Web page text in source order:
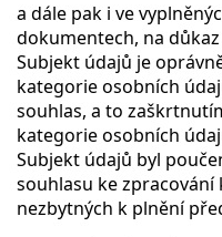
a dále pak i ve
dokumentech, na
Subjekt údajů je
kategorie osobních
souhlas, a to
kategorie osobních
Subjekt údajů byl
souhlasu ke
nezbytných k plnění